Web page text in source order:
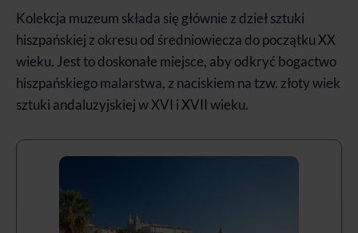
Kolekcja muzeum składa się głównie z dzieł sztuki
hiszpańskiej z okresu od średniowiecza do początku XX
wieku. Jest to doskonałe miejsce, aby odkryć bogactwo
hiszpańskiego malarstwa, z naciskiem na tzw. złoty wiek
sztuki andaluzyjskiej w XVI i XVII wieku.